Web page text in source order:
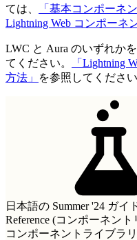
ては、
「基本コンポーネ
Lightning Web コンポーネ
LWC と Aura のいずれか
てください。
「Lightning
方法」
を参照してください
日本語の Summer '24 ガ
Reference (コンポーネント
コンポーネントライブラ